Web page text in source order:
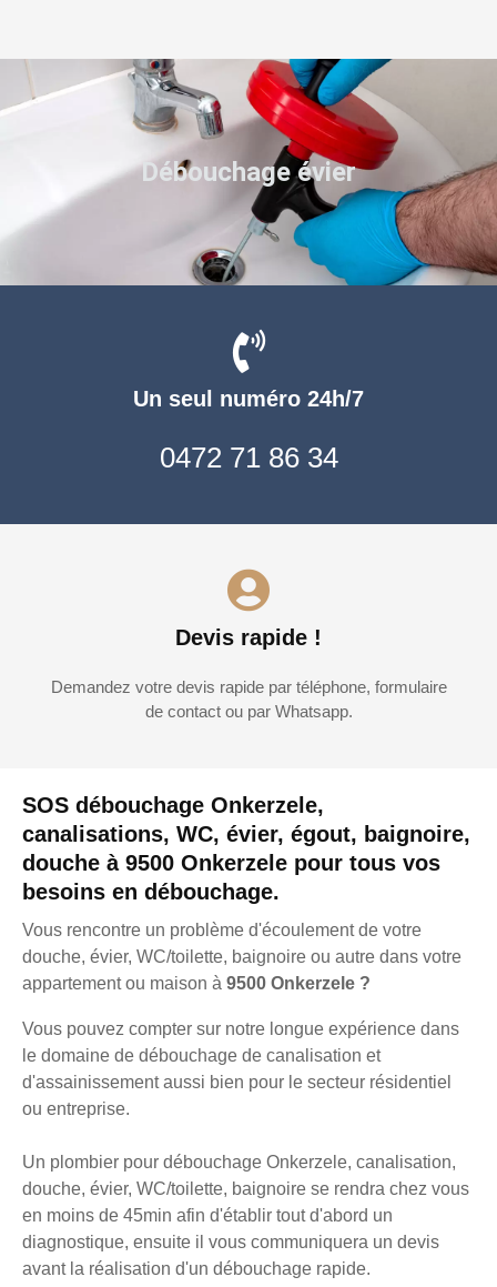
SOS débouchage Onkerzele,
canalisations, WC, évier, égout, baignoire,
douche à 9500 Onkerzele pour tous vos
besoins en débouchage.
Vous rencontre un problème d'écoulement de votre
douche, évier, WC/toilette, baignoire ou autre dans votre
appartement ou maison à 9500 Onkerzele ?
Vous pouvez compter sur notre longue expérience dans
le domaine de débouchage de canalisation et
d'assainissement aussi bien pour le secteur résidentiel
ou entreprise.
Un plombier pour débouchage Onkerzele, canalisation,
douche, évier, WC/toilette, baignoire se rendra chez vous
en moins de 45min afin d'établir tout d'abord un
diagnostique, ensuite il vous communiquera un devis
avant la réalisation d'un débouchage rapide.
Un seul numéro 24h/7
0472 71 86 34
Devis rapide !
Demandez votre devis rapide par téléphone, formulaire
de contact ou par Whatsapp.
Débouchage évier